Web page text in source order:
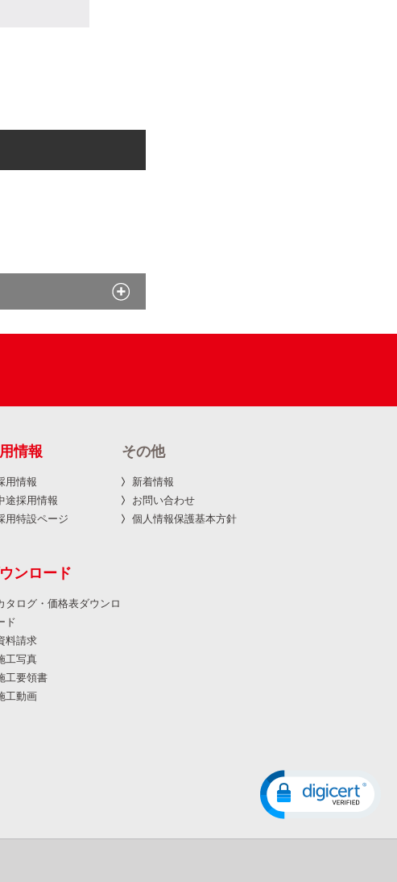
情報
用情報
途採用情報
用特設ページ
ンロード
タログ・価格表ダウンロ
ド
料請求
工写真
工要領書
工動画
その他
新着情報
お問い合わせ
個人情報保護基本方針